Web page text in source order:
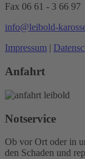
Fax 06 61 - 3 66 97
info@leibold-
Impressum |
Anfahrt
Notservice
Ob vor Ort oder in
den Schaden und